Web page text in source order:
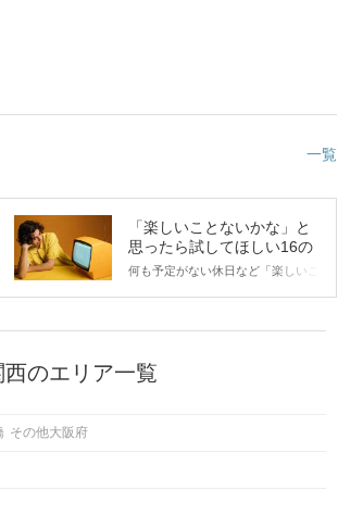
一覧
「楽しいことないかな」と
思ったら試してほしい16の
こと
何も予定がない休日など「楽しいこ
になれる対処法から、恋愛・自分磨
き・趣味などジャンル別の楽しいこ
西のエリア一覧
その他大阪府